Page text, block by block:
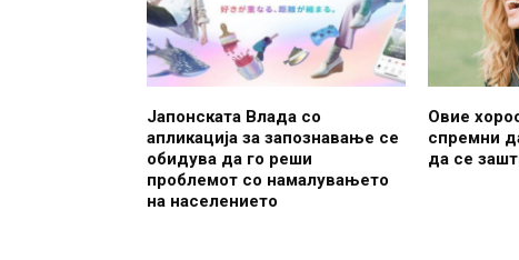
Јапонската Влада со
апликација за запознавање се
обидува да го реши
проблемот со намалувањето
на населението
Овие
спремни
да се